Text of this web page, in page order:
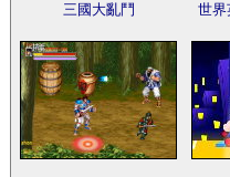
三國大亂鬥 世界